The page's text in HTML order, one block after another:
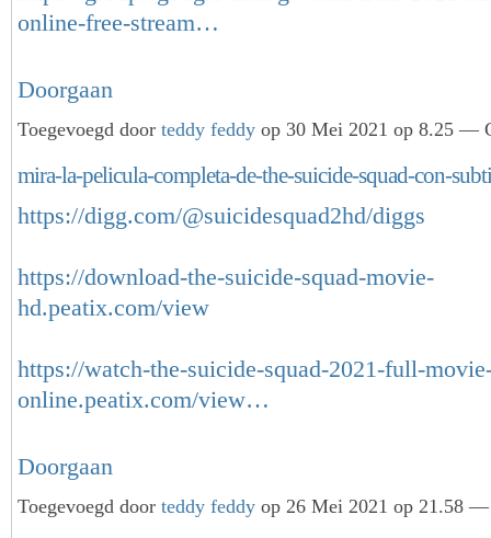
online-free-stream…
Doorgaan
Toegevoegd door teddy feddy op 30 Mei 2021 op 8.25 —
mira-la-pelicula-completa-de-the-suicide-squad-con-
https://digg.com/@suicidesquad2hd/diggs
https://download-the-suicide-squad-movie-
hd.peatix.com/view
https://watch-the-suicide-squad-2021-full-
online.peatix.com/view…
Doorgaan
Toegevoegd door teddy feddy op 26 Mei 2021 op 21.58 —